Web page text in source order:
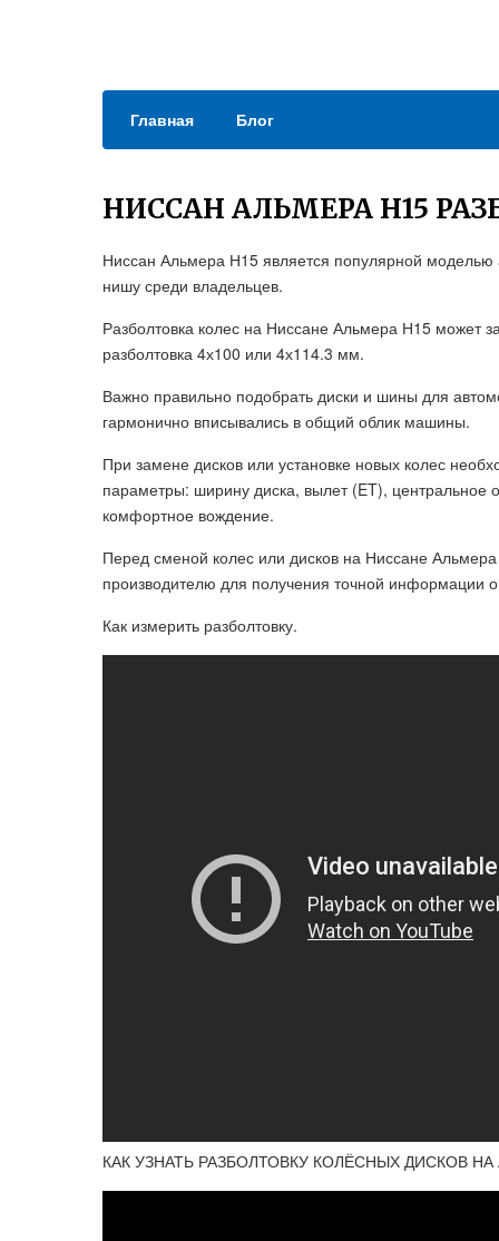
Главная Блог
НИССАН АЛЬМЕРА Н15
Ниссан Альмера Н15 является популярной
нишу среди владельцев.
Разболтовка колес на Ниссане Альмера Н15 может
разболтовка 4х100 или 4х114.3 мм.
Важно правильно подобрать диски и шины для
гармонично вписывались в общий облик машины.
При замене дисков или установке новых колес
параметры: ширину диска, вылет (ET), центральное
комфортное вождение.
Перед сменой колес или дисков на Ниссане
производителю для получения точной информации
Как измерить разболтовку.
КАК УЗНАТЬ РАЗБОЛТОВКУ КОЛЁСНЫХ ДИСКОВ